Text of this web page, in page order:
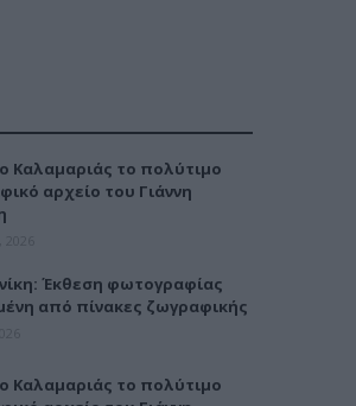
Καλαμαριάς το πολύτιμο
αρχείο του Γιάννη
Έκθεση φωτογραφίας
από πίνακες ζωγραφικής
Καλαμαριάς το πολύτιμο